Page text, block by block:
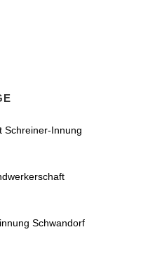
Schreiner-Innung
Schwandorf